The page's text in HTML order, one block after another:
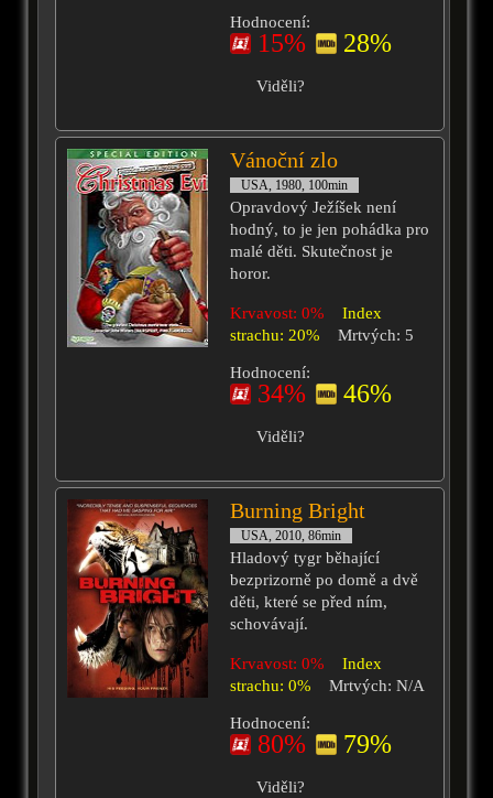
Hodnocení:
15% 28%
Viděli?
Vánoční zlo
USA, 1980, 100min
Opravdový Ježíšek není
hodný, to je jen pohádka pro
malé děti. Skutečnost je
horor.
Krvavost: 0%
Index
strachu: 20%
Mrtvých: 5
Hodnocení:
34% 46%
Viděli?
Burning Bright
USA, 2010, 86min
Hladový tygr běhající
bezprizorně po domě a dvě
děti, které se před ním,
schovávají.
Krvavost: 0%
Index
strachu: 0%
Mrtvých: N/A
Hodnocení:
80% 79%
Viděli?